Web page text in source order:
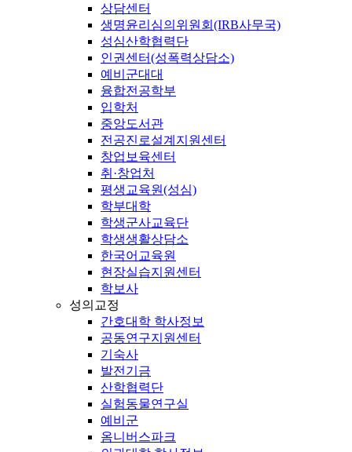
상담센터
생명윤리심의위원회(IRB사무국)
성심산학협력단
인권센터(성폭력상담소)
예비군대대
융합전공학부
입학처
중앙도서관
전공진로설계지원센터
창업보육센터
취·창업처
평생교육원(성심)
학부대학
학생군사교육단
학생생활상담소
한국어교육원
현장실습지원센터
학보사
성의교정
간호대학 학사정보
공동연구지원센터
기숙사
발전기금
산학협력단
실험동물연구실
예비군
옴니버스파크